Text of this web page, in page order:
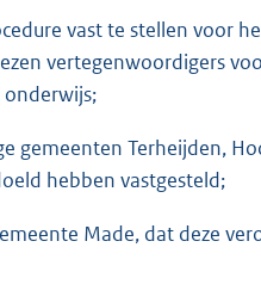
vast te stellen voor
vertegenwoordigers
onderwijs;
gemeenten Terheijden,
hebben vastgesteld;
Made, dat deze